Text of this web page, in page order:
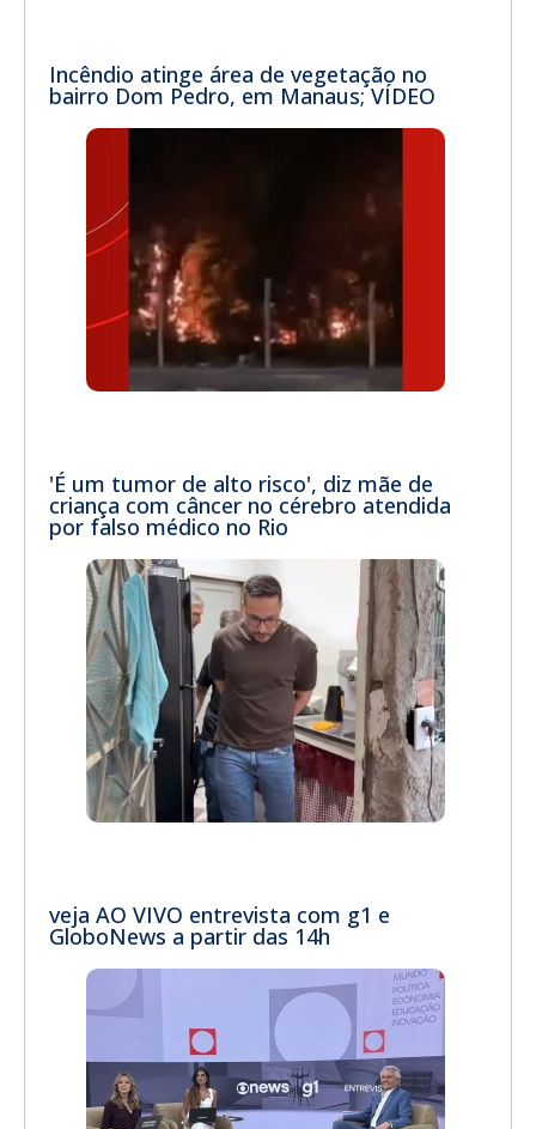
Incêndio atinge área de vegetação no
bairro Dom Pedro, em Manaus; VÍDEO
'É um tumor de alto risco', diz mãe de
criança com câncer no cérebro atendida
por falso médico no Rio
veja AO VIVO entrevista com g1 e
GloboNews a partir das 14h